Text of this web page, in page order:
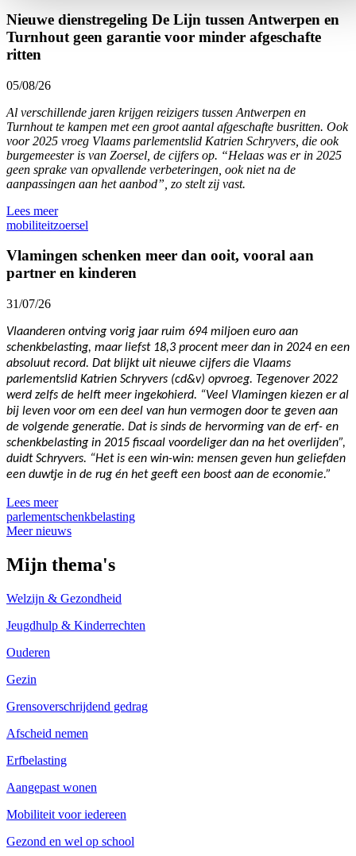
Nieuwe dienstregeling De Lijn tussen Antwerpen en
Turnhout geen garantie voor minder afgeschafte
ritten
05/08/26
Al verschillende jaren krijgen reizigers tussen Antwerpen en
Turnhout te kampen met een groot aantal afgeschafte busritten. Ook
voor 2025 vroeg Vlaams parlementslid Katrien Schryvers, die ook
burgemeester is van Zoersel, de cijfers op. “Helaas was er in 2025
geen sprake van opvallende verbeteringen, ook niet na de
aanpassingen aan het aanbod”, zo stelt zij vast.
Lees meer
mobiliteitzoersel
Vlamingen schenken meer dan ooit, vooral aan
partner en kinderen
31/07/26
Vlaanderen ontving vorig jaar ruim 694 miljoen euro aan
schenkbelasting, maar liefst 18,3 procent meer dan in 2024 en een
absoluut record. Dat blijkt uit nieuwe cijfers die Vlaams
parlementslid Katrien Schryvers (cd&v) opvroeg. Tegenover 2022
werd zelfs de helft meer ingekohierd. “Veel Vlamingen kiezen er al
bij leven voor om een deel van hun vermogen door te geven aan
de volgende generatie. Dat is sinds de hervorming van de erf- en
schenkbelasting in 2015 fiscaal voordeliger dan na het overlijden”,
duidt Schryvers. “Het is een win-win: mensen geven hun geliefden
een duwtje in de rug én het geeft een boost aan de economie.”
Lees meer
parlementschenkbelasting
Meer nieuws
Mijn thema's
Welzijn & Gezondheid
Jeugdhulp & Kinderrechten
Ouderen
Gezin
Grensoverschrijdend gedrag
Afscheid nemen
Erfbelasting
Aangepast wonen
Mobiliteit voor iedereen
Gezond en wel op school